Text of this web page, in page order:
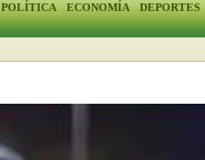
POLÍTICA ECONOMÍA DEPORTES